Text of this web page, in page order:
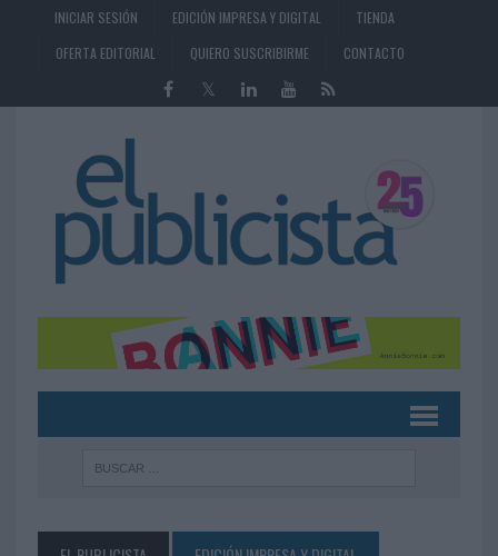
INICIAR SESIÓN EDICIÓN IMPRESA Y DIGITAL
TIENDA
OFERTA EDITORIAL
QUIERO SUSCRIBIRME CONTACTO